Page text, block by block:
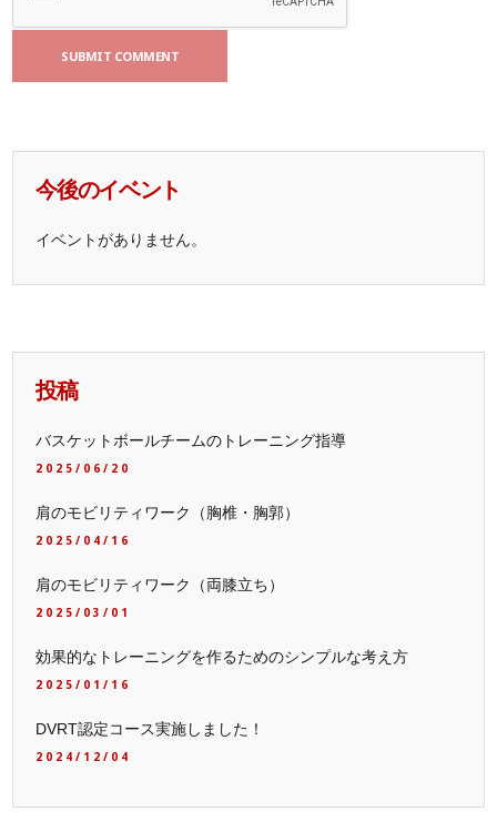
今後のイベント
イベントがありません。
投稿
バスケットボールチームのトレーニング指導
2025/06/20
肩のモビリティワーク（胸椎・胸郭）
2025/04/16
肩のモビリティワーク（両膝立ち）
2025/03/01
効果的なトレーニングを作るためのシンプルな考え方
2025/01/16
DVRT認定コース実施しました！
2024/12/04